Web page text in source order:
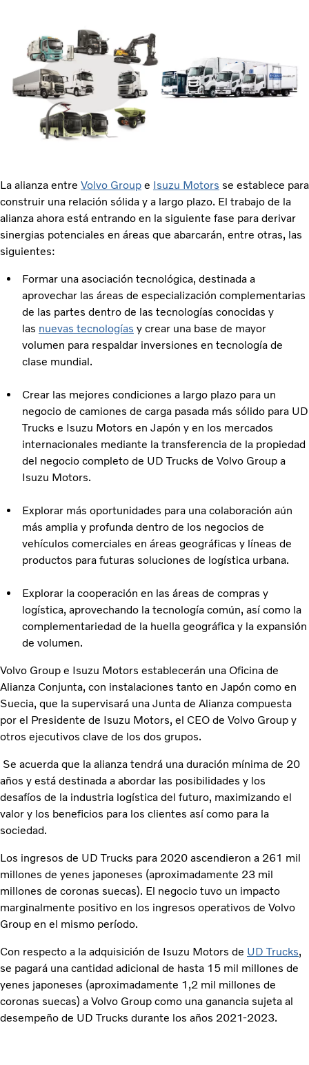
La alianza entre Volvo Group e Isuzu Motors se establece para
construir una relación sólida y a largo plazo. El trabajo de la
alianza ahora está entrando en la siguiente fase para derivar
sinergias potenciales en áreas que abarcarán, entre otras, las
siguientes:
Formar una asociación tecnológica, destinada a
aprovechar las áreas de especialización complementarias
de las partes dentro de las tecnologías conocidas y
las nuevas tecnologías y crear una base de mayor
volumen para respaldar inversiones en tecnología de
clase mundial.
Crear las mejores condiciones a largo plazo para un
negocio de camiones de carga pasada más sólido para UD
Trucks e Isuzu Motors en Japón y en los mercados
internacionales mediante la transferencia de la propiedad
del negocio completo de UD Trucks de Volvo Group a
Isuzu Motors.
Explorar más oportunidades para una colaboración aún
más amplia y profunda dentro de los negocios de
vehículos comerciales en áreas geográficas y líneas de
productos para futuras soluciones de logística urbana.
Explorar la cooperación en las áreas de compras y
logística, aprovechando la tecnología común, así como la
complementariedad de la huella geográfica y la expansión
de volumen.
Volvo Group e Isuzu Motors establecerán una Oficina de
Alianza Conjunta, con instalaciones tanto en Japón como en
Suecia, que la supervisará una Junta de Alianza compuesta
por el Presidente de Isuzu Motors, el CEO de Volvo Group y
otros ejecutivos clave de los dos grupos.
Se acuerda que la alianza tendrá una duración mínima de 20
años y está destinada a abordar las posibilidades y los
desafíos de la industria logística del futuro, maximizando el
valor y los beneficios para los clientes así como para la
sociedad.
Los ingresos de UD Trucks para 2020 ascendieron a 261 mil
millones de yenes japoneses (aproximadamente 23 mil
millones de coronas suecas). El negocio tuvo un impacto
marginalmente positivo en los ingresos operativos de Volvo
Group en el mismo período.
Con respecto a la adquisición de Isuzu Motors de UD Trucks,
se pagará una cantidad adicional de hasta 15 mil millones de
yenes japoneses (aproximadamente 1,2 mil millones de
coronas suecas) a Volvo Group como una ganancia sujeta al
desempeño de UD Trucks durante los años 2021-2023.